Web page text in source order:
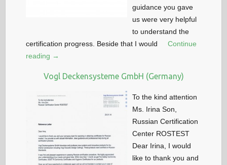
guidance you gave
us were very helpful
to understand the
certification progress. Beside that I would
Continue
reading →
Vogl Deckensysteme GmbH (Germany)
To the kind attention
Ms. Irina Son,
Russian Certification
Center ROSTEST
Dear Irina, I would
like to thank you and